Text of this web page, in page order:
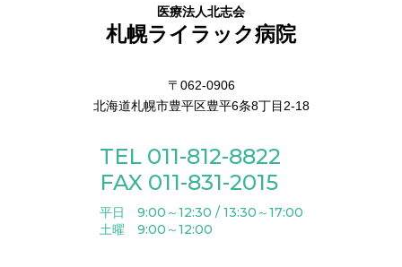
医療法人北志会
札幌ライラック病院
〒062-0906
北海道札幌市豊平区豊平6条8丁目2-18
TEL 011-812-8822
FAX 011-831-2015
平日 9:00～12:30 / 13:30～17:00
土曜 9:00～12:00